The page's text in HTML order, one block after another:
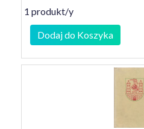
1 produkt/y
Dodaj do Koszyka